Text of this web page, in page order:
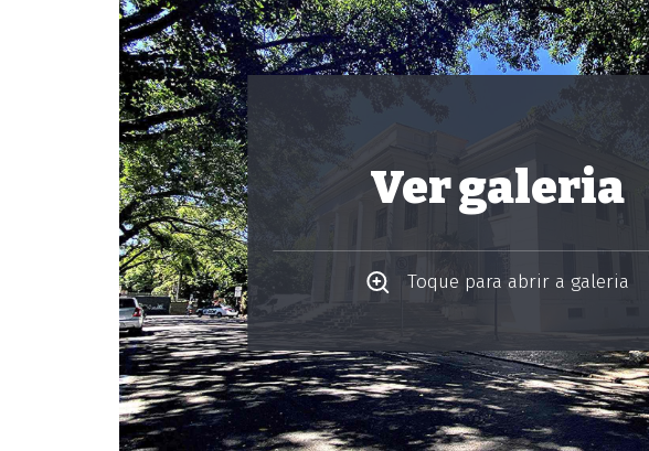
Ver galeria
Toque para abrir a galeria